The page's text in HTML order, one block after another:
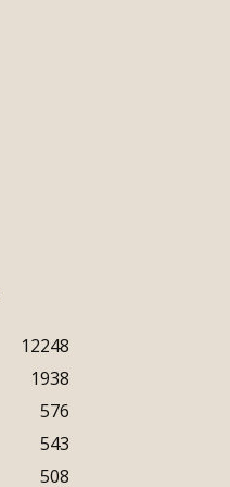
12248
1938
576
543
508